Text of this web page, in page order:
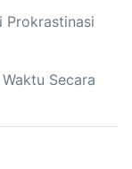
Prokrastinasi
Secara